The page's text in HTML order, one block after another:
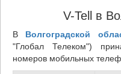
V-Tell в
В Волгоградской
"Глобал Телеком")
номеров мобильных